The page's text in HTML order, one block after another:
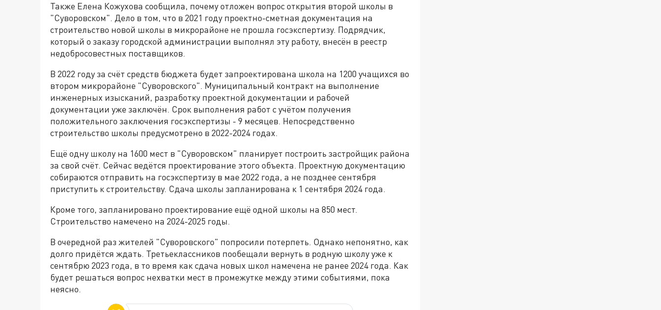
Также Елена Кожухова сообщила, почему отложен вопрос открытия второй школы в
"Суворовском". Дело в том, что в 2021 году проектно-сметная документация на
строительство новой школы в микрорайоне не прошла госэкспертизу. Подрядчик,
который о заказу городской администрации выполнял эту работу, внесён в реестр
недобросовестных поставщиков.
В 2022 году за счёт средств бюджета будет запроектирована школа на 1200 учащихся во
втором микрорайоне "Суворовского". Муниципальный контракт на выполнение
инженерных изысканий, разработку проектной документации и рабочей
документации уже заключён. Срок выполнения работ с учётом получения
положительного заключения госэкспертизы - 9 месяцев. Непосредственно
строительство школы предусмотрено в 2022-2024 годах.
Ещё одну школу на 1600 мест в "Суворовском" планирует построить застройщик района
за свой счёт. Сейчас ведётся проектирование этого объекта. Проектную документацию
собираются отправить на госэкспертизу в мае 2022 года, а не позднее сентября
приступить к строительству. Сдача школы запланирована к 1 сентября 2024 года.
Кроме того, запланировано проектирование ещё одной школы на 850 мест.
Строительство намечено на 2024-2025 годы.
В очередной раз жителей "Суворовского" попросили потерпеть. Однако непонятно, как
долго придётся ждать. Третьеклассников пообещали вернуть в родную школу уже к
сентябрю 2023 года, в то время как сдача новых школ намечена не ранее 2024 года. Как
будет решаться вопрос нехватки мест в промежутке между этими событиями, пока
неясно.